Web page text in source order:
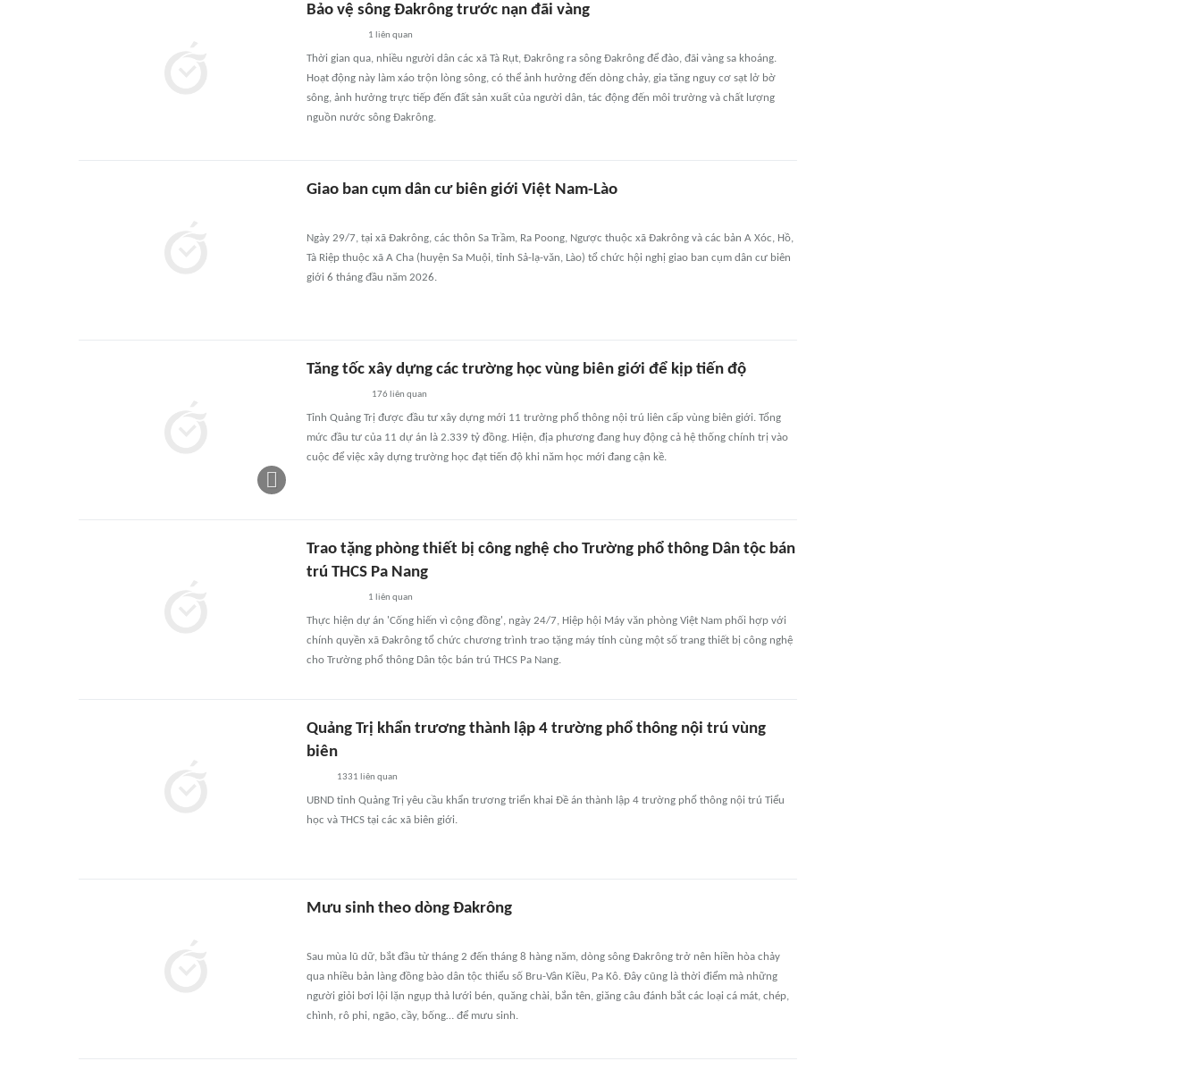
Bảo vệ sông Đakrông trước nạn đãi vàng
1 liên quan
Thời gian qua, nhiều người dân các xã Tà Rụt, Đakrông ra sông Đakrông để đào, đãi vàng sa khoáng.
Hoạt động này làm xáo trộn lòng sông, có thể ảnh hưởng đến dòng chảy, gia tăng nguy cơ sạt lở bờ
sông, ảnh hưởng trực tiếp đến đất sản xuất của người dân, tác động đến môi trường và chất lượng
nguồn nước sông Đakrông.
Giao ban cụm dân cư biên giới Việt Nam-Lào
Ngày 29/7, tại xã Đakrông, các thôn Sa Trầm, Ra Poong, Ngược thuộc xã Đakrông và các bản A Xóc, Hồ,
Tà Riệp thuộc xã A Cha (huyện Sa Muội, tỉnh Sả-lạ-văn, Lào) tổ chức hội nghị giao ban cụm dân cư biên
giới 6 tháng đầu năm 2026.
Tăng tốc xây dựng các trường học vùng biên giới để kịp tiến độ
176 liên quan
Tỉnh Quảng Trị được đầu tư xây dựng mới 11 trường phổ thông nội trú liên cấp vùng biên giới. Tổng
mức đầu tư của 11 dự án là 2.339 tỷ đồng. Hiện, địa phương đang huy động cả hệ thống chính trị vào
cuộc để việc xây dựng trường học đạt tiến độ khi năm học mới đang cận kề.
Trao tặng phòng thiết bị công nghệ cho Trường phổ thông Dân tộc bán
trú THCS Pa Nang
1 liên quan
Thực hiện dự án 'Cống hiến vì cộng đồng', ngày 24/7, Hiệp hội Máy văn phòng Việt Nam phối hợp với
chính quyền xã Đakrông tổ chức chương trình trao tặng máy tính cùng một số trang thiết bị công nghệ
cho Trường phổ thông Dân tộc bán trú THCS Pa Nang.
Quảng Trị khẩn trương thành lập 4 trường phổ thông nội trú vùng
biên
1331 liên quan
UBND tỉnh Quảng Trị yêu cầu khẩn trương triển khai Đề án thành lập 4 trường phổ thông nội trú Tiểu
học và THCS tại các xã biên giới.
Mưu sinh theo dòng Đakrông
Sau mùa lũ dữ, bắt đầu từ tháng 2 đến tháng 8 hàng năm, dòng sông Đakrông trở nên hiền hòa chảy
qua nhiều bản làng đồng bào dân tộc thiểu số Bru-Vân Kiều, Pa Kô. Đây cũng là thời điểm mà những
người giỏi bơi lội lặn ngụp thả lưới bén, quăng chài, bắn tên, giăng câu đánh bắt các loại cá mát, chép,
chình, rô phi, ngão, cầy, bống… để mưu sinh.